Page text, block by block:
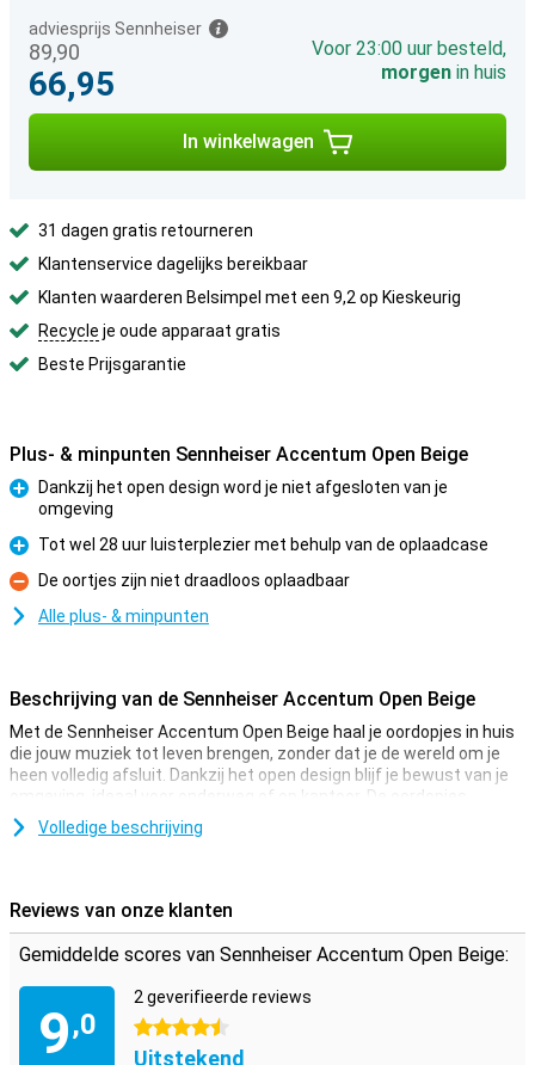
89,90
adviesprijs Sennheiser
66,95
Voor 23:00 uur besteld,
morgen in huis
In winkelwagen
31 dagen gratis retourneren
Klantenservice dagelijks bereikbaar
Klanten waarderen Belsimpel met een 9,2 op Kieskeurig
Recycle je oude apparaat gratis
Beste Prijsgarantie
Plus- & minpunten Sennheiser Accentum Open Beige
Pluspunt
Dankzij het open design word je niet afgesloten van je
omgeving
Pluspunt
Tot wel 28 uur luisterplezier met behulp van de oplaadcase
Minpunt
De oortjes zijn niet draadloos oplaadbaar
Alle plus- & minpunten
Beschrijving van de Sennheiser Accentum Open Beige
Met de Sennheiser Accentum Open Beige haal je oordopjes in huis
die jouw muziek tot leven brengen, zonder dat je de wereld om je
heen volledig afsluit. Dankzij het open design blijf je bewust van je
omgeving, ideaal voor onderweg of op kantoor. De oordopjes
leveren tot 28 uur totale luistertijd en zijn IPX4
spatwaterbestendig. Of je nu muziek luistert of belt, deze
Open design
Wat de Sennheiser Accentum Open uniek maakt, is het open
ontwerp. Je blijft altijd verbonden met je omgeving, zonder dat je
inlevert op geluidskwaliteit. Handig als je bijvoorbeeld kinderen in de
gaten moet houden, of gewoon bereikbaar wilt blijven. Je geniet
van een heldere, rijke audiobeleving zonder dat je je volledig afsluit.
Volledige beschrijving
Reviews van onze klanten
Gemiddelde scores van Sennheiser Accentum Open Beige:
9,0
2 geverifieerde reviews
4.5 sterren
Uitstekend